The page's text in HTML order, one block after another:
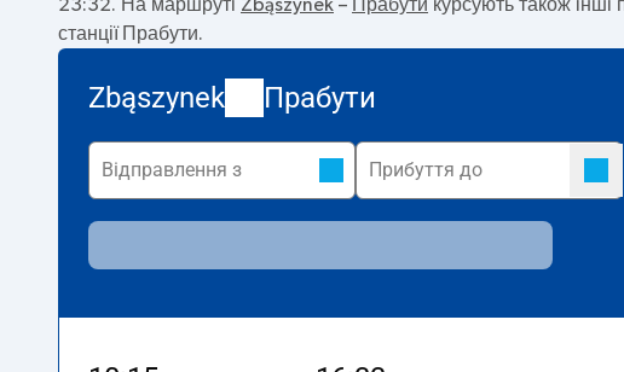
23:32. На маршруті Zbąszynek – Прабути курсують також інші
станції Прабути.
Zbąszynek Прабути